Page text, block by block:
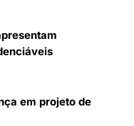
em projeto de